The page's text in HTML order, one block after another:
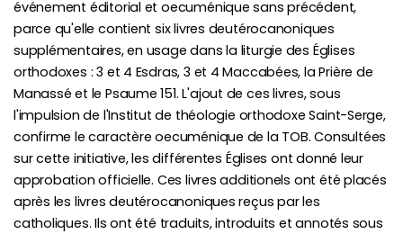
événement éditorial et oecuménique sans précédent,
parce qu'elle contient six livres deutérocanoniques
supplémentaires, en usage dans la liturgie des Églises
orthodoxes : 3 et 4 Esdras, 3 et 4 Maccabées, la Prière de
Manassé et le Psaume 151. L'ajout de ces livres, sous
l'impulsion de l'Institut de théologie orthodoxe Saint-Serge,
confirme le caractère oecuménique de la TOB. Consultées
sur cette initiative, les différentes Églises ont donné leur
approbation officielle. Ces livres additionels ont été placés
après les livres deutérocanoniques reçus par les
catholiques. Ils ont été traduits, introduits et annotés sous